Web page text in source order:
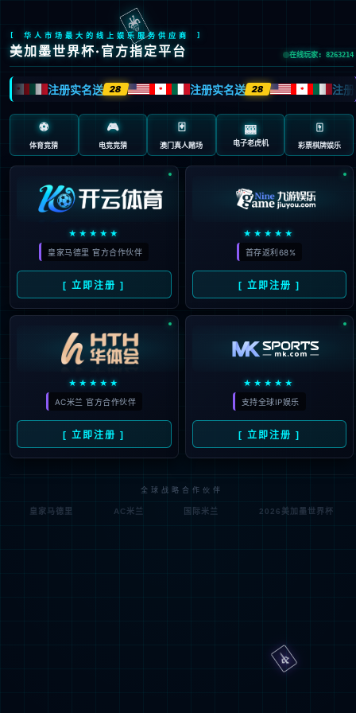
首页
集团概况
新闻中心
业务概览
投资者关系
品牌文化
信息公开
采购平台
垃圾发电 厨余（餐厨）处置 污泥处置